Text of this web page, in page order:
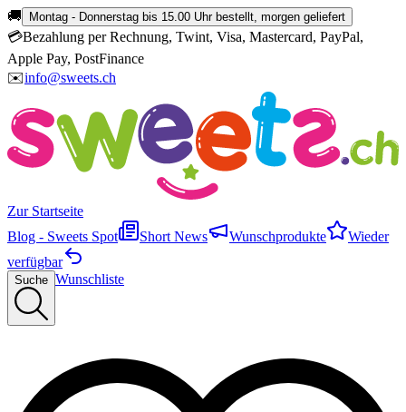
🚚 Montag - Donnerstag bis 15.00 Uhr bestellt, morgen geliefert
💳Bezahlung per Rechnung, Twint, Visa, Mastercard, PayPal,
Apple Pay, PostFinance
✉️info@sweets.ch
Zur Startseite
Blog - Sweets Spot
Short News Wunschprodukte
Wieder
verfügbar
Suche Wunschliste